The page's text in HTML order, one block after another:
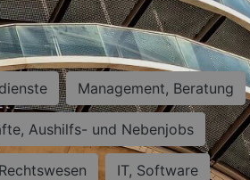
Management, Beratung
Aushilfs- und Nebenjobs
Rechtswesen IT, Software